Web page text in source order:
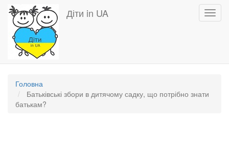
Перейти
основного
вмісту
Діти in UA
Головна
Батьківські збори в дитячому садку, що потрібно знати
батькам?